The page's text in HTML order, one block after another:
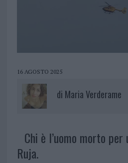
16 AGOSTO 2025
di Maria Verderame
Chi è l’uomo morto
Ruja.